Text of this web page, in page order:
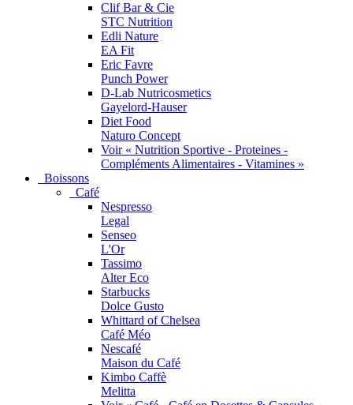
Clif Bar & Cie
STC Nutrition
Edli Nature
EA Fit
Eric Favre
Punch Power
D-Lab Nutricosmetics
Gayelord-Hauser
Diet Food
Naturo Concept
Voir « Nutrition Sportive - Proteines -
Compléments Alimentaires - Vitamines »
Boissons
Café
Nespresso
Legal
Senseo
L'Or
Tassimo
Alter Eco
Starbucks
Dolce Gusto
Whittard of Chelsea
Café Méo
Nescafé
Maison du Café
Kimbo Caffè
Melitta